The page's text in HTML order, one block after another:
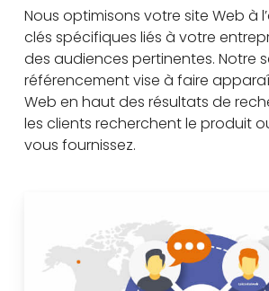
Nous optimisons votre site Web à
clés spécifiques liés à votre
des audiences pertinentes. Notre
référencement vise à faire
Web en haut des résultats de
les clients recherchent le produit
vous fournissez.